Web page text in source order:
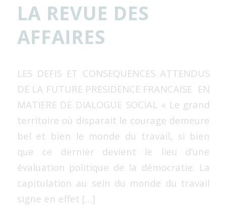
LA REVUE DES
AFFAIRES
LES DEFIS ET CONSEQUENCES ATTENDUS
DE LA FUTURE PRESIDENCE FRANCAISE EN
MATIERE DE DIALOGUE SOCIAL « Le grand
territoire où disparait le courage demeure
bel et bien le monde du travail, si bien
que ce dernier devient le lieu d’une
évaluation politique de la démocratie. La
capitulation au sein du monde du travail
signe en effet […]